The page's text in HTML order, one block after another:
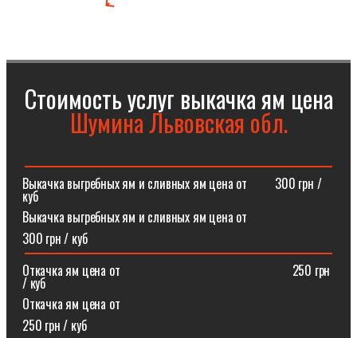
Стоимость услуг выкачка ям цена
Шумина Львовская обл.
Выкачка выгребных ям и сливных ям цена от⠀⠀⠀300 грн /
куб
Выкачка выгребных ям и сливных ям цена от
300 грн / куб
Откачка ям цена от ⠀⠀⠀⠀⠀⠀⠀⠀⠀⠀⠀⠀⠀⠀⠀⠀⠀⠀250 грн
/ куб
Откачка ям цена от
250 грн / куб